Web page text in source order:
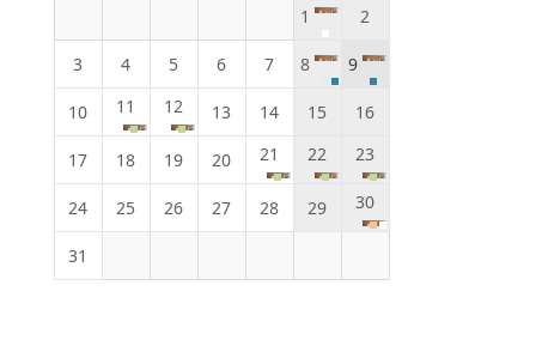
1 2
3 4 5 6 7 8 9
10 11 12 13 14 15 16
17 18 19 20 21 22 23
24 25 26 27 28 29 30
31